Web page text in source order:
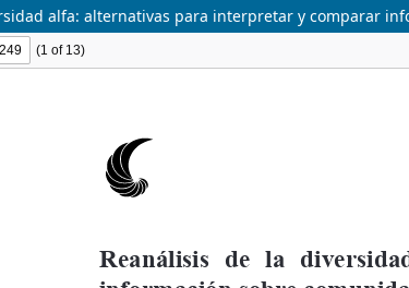
alfa: alternativas para interpretar y comparar